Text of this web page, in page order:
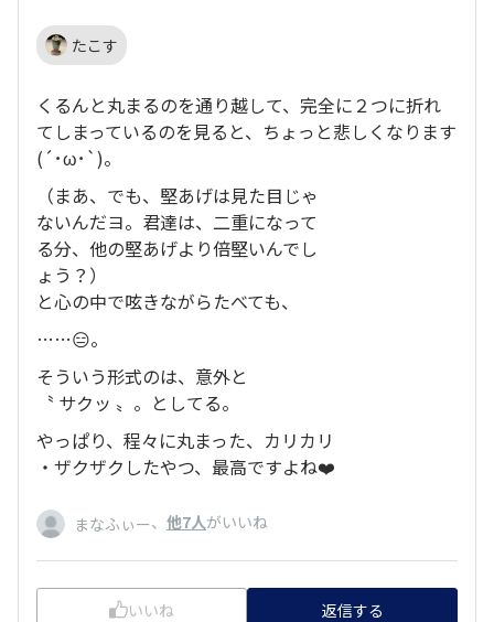
たこす
くるんと丸まるのを通り越して、完全に２つに折れ
てしまっているのを見ると、ちょっと悲しくなります
(´･ω･`)。
（まあ、でも、堅あげは見た目じゃ
ないんだヨ。君達は、二重になって
る分、他の堅あげより倍堅いんでし
ょう？）
と心の中で呟きながらたべても、
……😑。
そういう形式のは、意外と
〝 サクッ 〟。としてる。
やっぱり、程々に丸まった、カリカリ
・ザクザクしたやつ、最高ですよね❤️
まなふぃー、 他7人がいいね
いいね 返信する